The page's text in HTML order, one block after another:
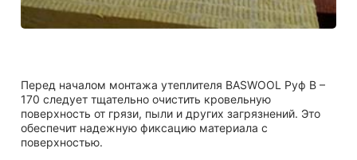
Перед началом монтажа утеплителя BASWOOL Руф В –
170 следует тщательно очистить кровельную
поверхность от грязи, пыли и других загрязнений. Это
обеспечит надежную фиксацию материала с
поверхностью.